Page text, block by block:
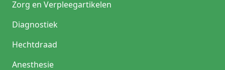
Zorg en Verpleegartikelen
Diagnostiek
Hechtdraad
Anesthesie